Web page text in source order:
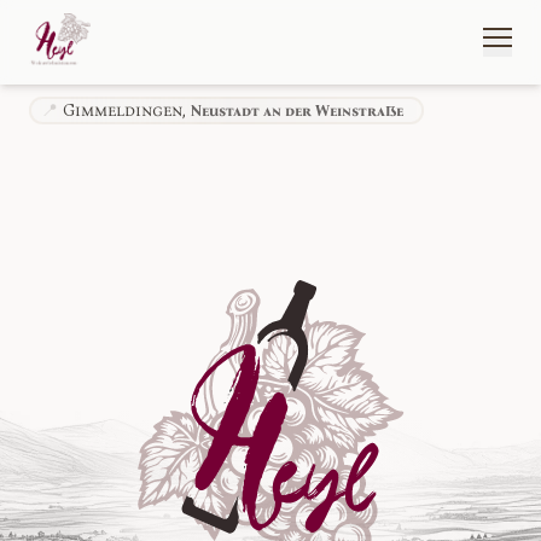
📍 Gimmeldingen, Neustadt an der Weinstraße